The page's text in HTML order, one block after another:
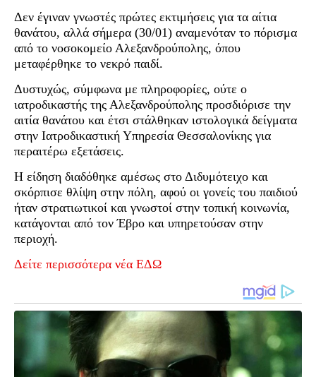
Δεν έγιναν γνωστές πρώτες εκτιμήσεις για τα αίτια
θανάτου, αλλά σήμερα (30/01) αναμενόταν το πόρισμα
από το νοσοκομείο Αλεξανδρούπολης, όπου
μεταφέρθηκε το νεκρό παιδί.
Δυστυχώς, σύμφωνα με πληροφορίες, ούτε ο
ιατροδικαστής της Αλεξανδρούπολης προσδιόρισε την
αιτία θανάτου και έτσι στάλθηκαν ιστολογικά δείγματα
στην Ιατροδικαστική Υπηρεσία Θεσσαλονίκης για
περαιτέρω εξετάσεις.
Η είδηση διαδόθηκε αμέσως στο Διδυμότειχο και
σκόρπισε θλίψη στην πόλη, αφού οι γονείς του παιδιού
ήταν στρατιωτικοί και γνωστοί στην τοπική κοινωνία,
κατάγονται από τον Έβρο και υπηρετούσαν στην
περιοχή.
Δείτε περισσότερα νέα ΕΔΩ